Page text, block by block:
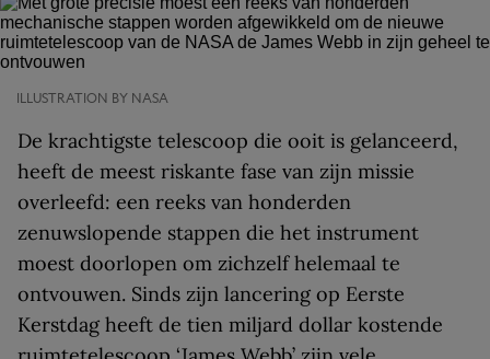
ILLUSTRATION BY NASA
De krachtigste telescoop die ooit is gelanceerd,
heeft de meest riskante fase van zijn missie
overleefd: een reeks van honderden
zenuwslopende stappen die het instrument
moest doorlopen om zichzelf helemaal te
ontvouwen. Sinds zijn lancering op Eerste
Kerstdag heeft de tien miljard dollar kostende